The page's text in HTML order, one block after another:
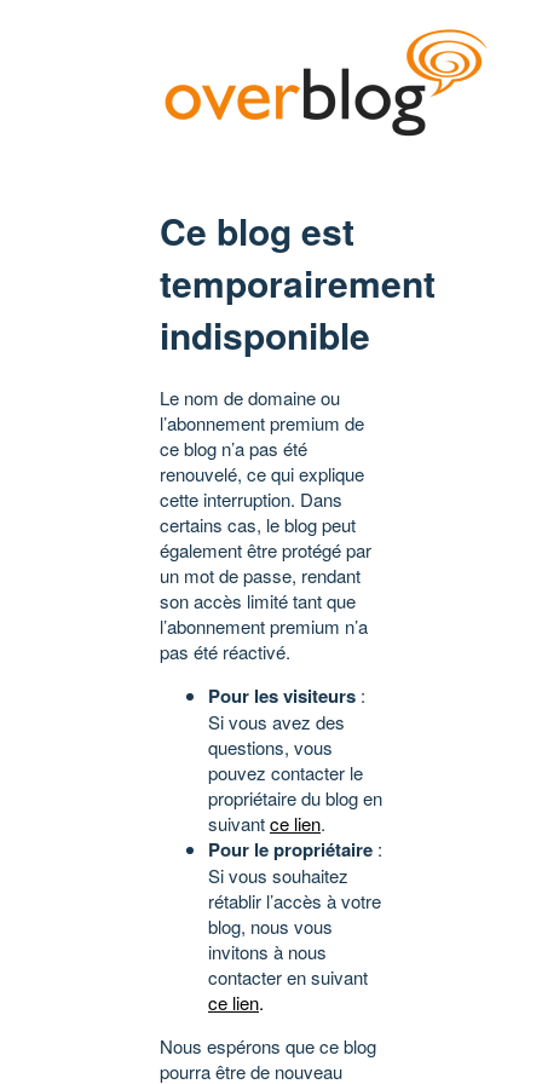
Ce blog est
temporairement
indisponible
Le nom de domaine ou
l’abonnement premium de
ce blog n’a pas été
renouvelé, ce qui explique
cette interruption. Dans
certains cas, le blog peut
également être protégé par
un mot de passe, rendant
son accès limité tant que
l’abonnement premium n’a
pas été réactivé.
Pour les visiteurs :
Si vous avez des
questions, vous
pouvez contacter le
propriétaire du blog en
suivantce lien.
Pour le propriétaire :
Si vous souhaitez
rétablir l’accès à votre
blog, nous vous
invitons à nous
contacter en suivant
ce lien.
Nous espérons que ce blog
pourra être de nouveau